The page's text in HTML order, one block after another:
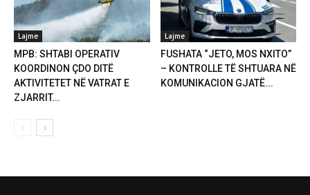
Lajme
MPB: SHTABI OPERATIV
KOORDINON ÇDO DITË
AKTIVITETET NË VATRAT E
ZJARRIT...
Lajme
FUSHATA “JETO, MOS NXITO”
– KONTROLLE TË SHTUARA NË
KOMUNIKACION GJATË...